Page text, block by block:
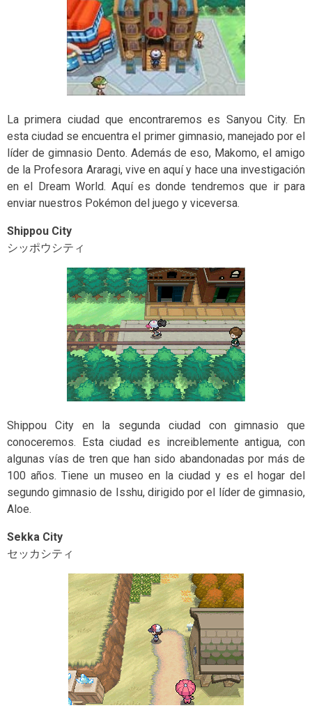
La primera ciudad que encontraremos es Sanyou City. En
esta ciudad se encuentra el primer gimnasio, manejado por el
líder de gimnasio Dento. Además de eso, Makomo, el amigo
de la Profesora Araragi, vive en aquí y hace una investigación
en el Dream World. Aquí es donde tendremos que ir para
enviar nuestros Pokémon del juego y viceversa.
Shippou City
シッポウシティ
Shippou City en la segunda ciudad con gimnasio que
conoceremos. Esta ciudad es increiblemente antigua, con
algunas vías de tren que han sido abandonadas por más de
100 años. Tiene un museo en la ciudad y es el hogar del
segundo gimnasio de Isshu, dirigido por el líder de gimnasio,
Aloe.
Sekka City
セッカシティ